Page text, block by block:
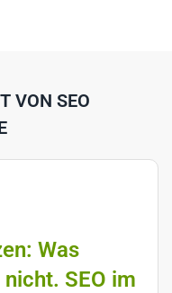
VON SEO
Was
SEO im